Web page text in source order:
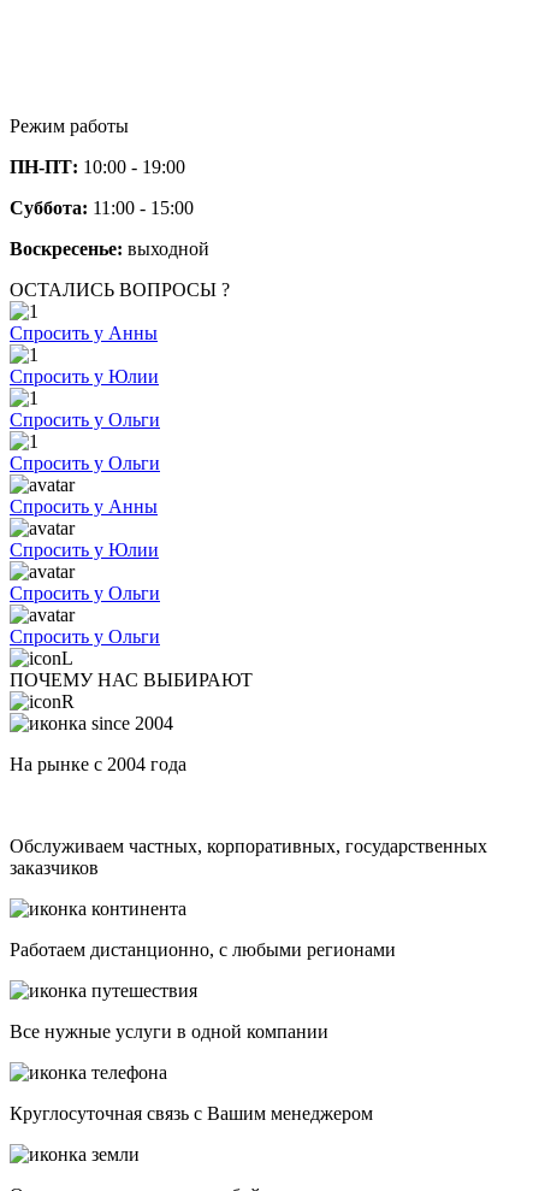
Режим работы
ПН-ПТ: 10:00 - 19:00
Суббота: 11:00 - 15:00
Воскресенье: выходной
ОСТАЛИСЬ ВОПРОСЫ ?
Спросить у Анны
Спросить у Юлии
Спросить у Ольги
Спросить у Ольги
Спросить у Анны
Спросить у Юлии
Спросить у Ольги
Спросить у Ольги
ПОЧЕМУ НАС ВЫБИРАЮТ
На рынке с 2004 года
Обслуживаем частных, корпоративных, государственных
заказчиков
Работаем дистанционно, с любыми регионами
Все нужные услуги в одной компании
Круглосуточная связь с Вашим менеджером